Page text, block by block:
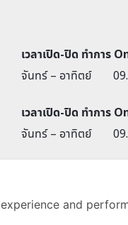
เวลาเปิด-ปิด ทำการ
จันทร์ – อาทิตย์
เวลาเปิด-ปิด ทำการ
จันทร์ – อาทิตย์
and